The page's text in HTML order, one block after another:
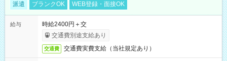
派遣 ブランクOK WEB登録・面接OK
給与
時給2400円＋交
交通費別途支給あり
交通費 交通費実費支給（当社規定あり）